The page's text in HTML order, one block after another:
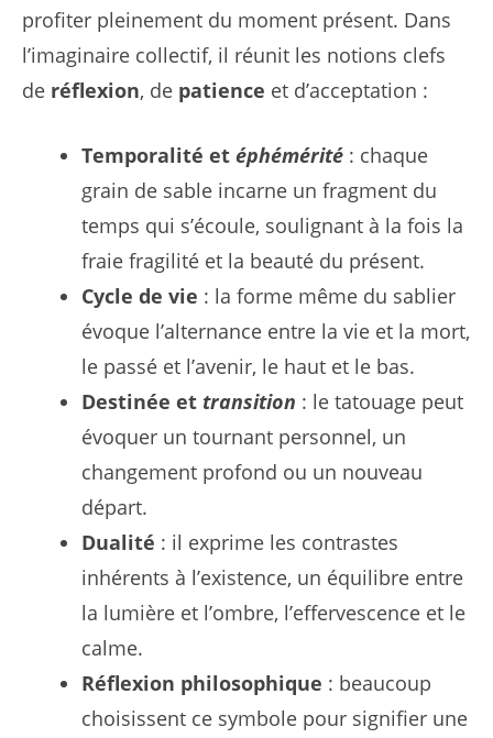
profiter pleinement du moment présent. Dans
l’imaginaire collectif, il réunit les notions clefs
de réflexion, de patience et d’acceptation :
Temporalité et éphémérité : chaque
grain de sable incarne un fragment du
temps qui s’écoule, soulignant à la fois la
fraie fragilité et la beauté du présent.
Cycle de vie : la forme même du sablier
évoque l’alternance entre la vie et la mort,
le passé et l’avenir, le haut et le bas.
Destinée et transition : le tatouage peut
évoquer un tournant personnel, un
changement profond ou un nouveau
départ.
Dualité : il exprime les contrastes
inhérents à l’existence, un équilibre entre
la lumière et l’ombre, l’effervescence et le
calme.
Réflexion philosophique : beaucoup
choisissent ce symbole pour signifier une